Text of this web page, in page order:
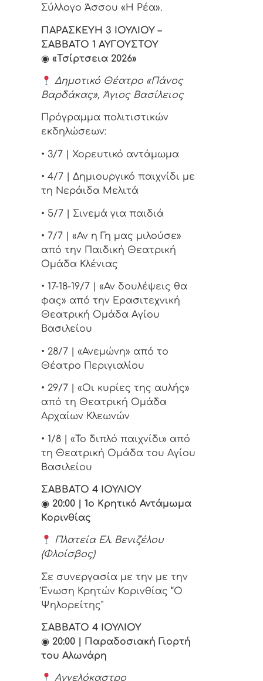
Σύλλογο Άσσου «Η Ρέα».
ΠΑΡΑΣΚΕΥΗ 3 ΙΟΥΛΙΟΥ –
ΣΑΒΒΑΤΟ 1 ΑΥΓΟΥΣΤΟΥ
◉ «Τσίρτσεια 2026»
Δημοτικό Θέατρο «Πάνος
Βαρδάκας», Άγιος Βασίλειος
Πρόγραμμα πολιτιστικών
εκδηλώσεων:
• 3/7 | Χορευτικό αντάμωμα
• 4/7 | Δημιουργικό παιχνίδι με
τη Νεράιδα Μελιτά
• 5/7 | Σινεμά για παιδιά
• 7/7 | «Αν η Γη μας μιλούσε»
από την Παιδική Θεατρική
Ομάδα Κλένιας
• 17-18-19/7 | «Αν δουλέψεις θα
φας» από την Ερασιτεχνική
Θεατρική Ομάδα Αγίου
Βασιλείου
• 28/7 | «Ανεμώνη» από το
Θέατρο Περιγιαλίου
• 29/7 | «Οι κυρίες της αυλής»
από τη Θεατρική Ομάδα
Αρχαίων Κλεωνών
• 1/8 | «Το διπλό παιχνίδι» από
τη Θεατρική Ομάδα του Αγίου
Βασιλείου
ΣΑΒΒΑΤΟ 4 ΙΟΥΛΙΟΥ
◉ 20:00 | 1ο Κρητικό Αντάμωμα
Κορινθίας
Πλατεία Ελ. Βενιζέλου
(Φλοίσβος)
Σε συνεργασία με την με την
Ένωση Κρητών Κορινθίας “Ο
Ψηλορείτης"
ΣΑΒΒΑΤΟ 4 ΙΟΥΛΙΟΥ
◉ 20:00 | Παραδοσιακή Γιορτή
του Αλωνάρη
Αγγελόκαστρο